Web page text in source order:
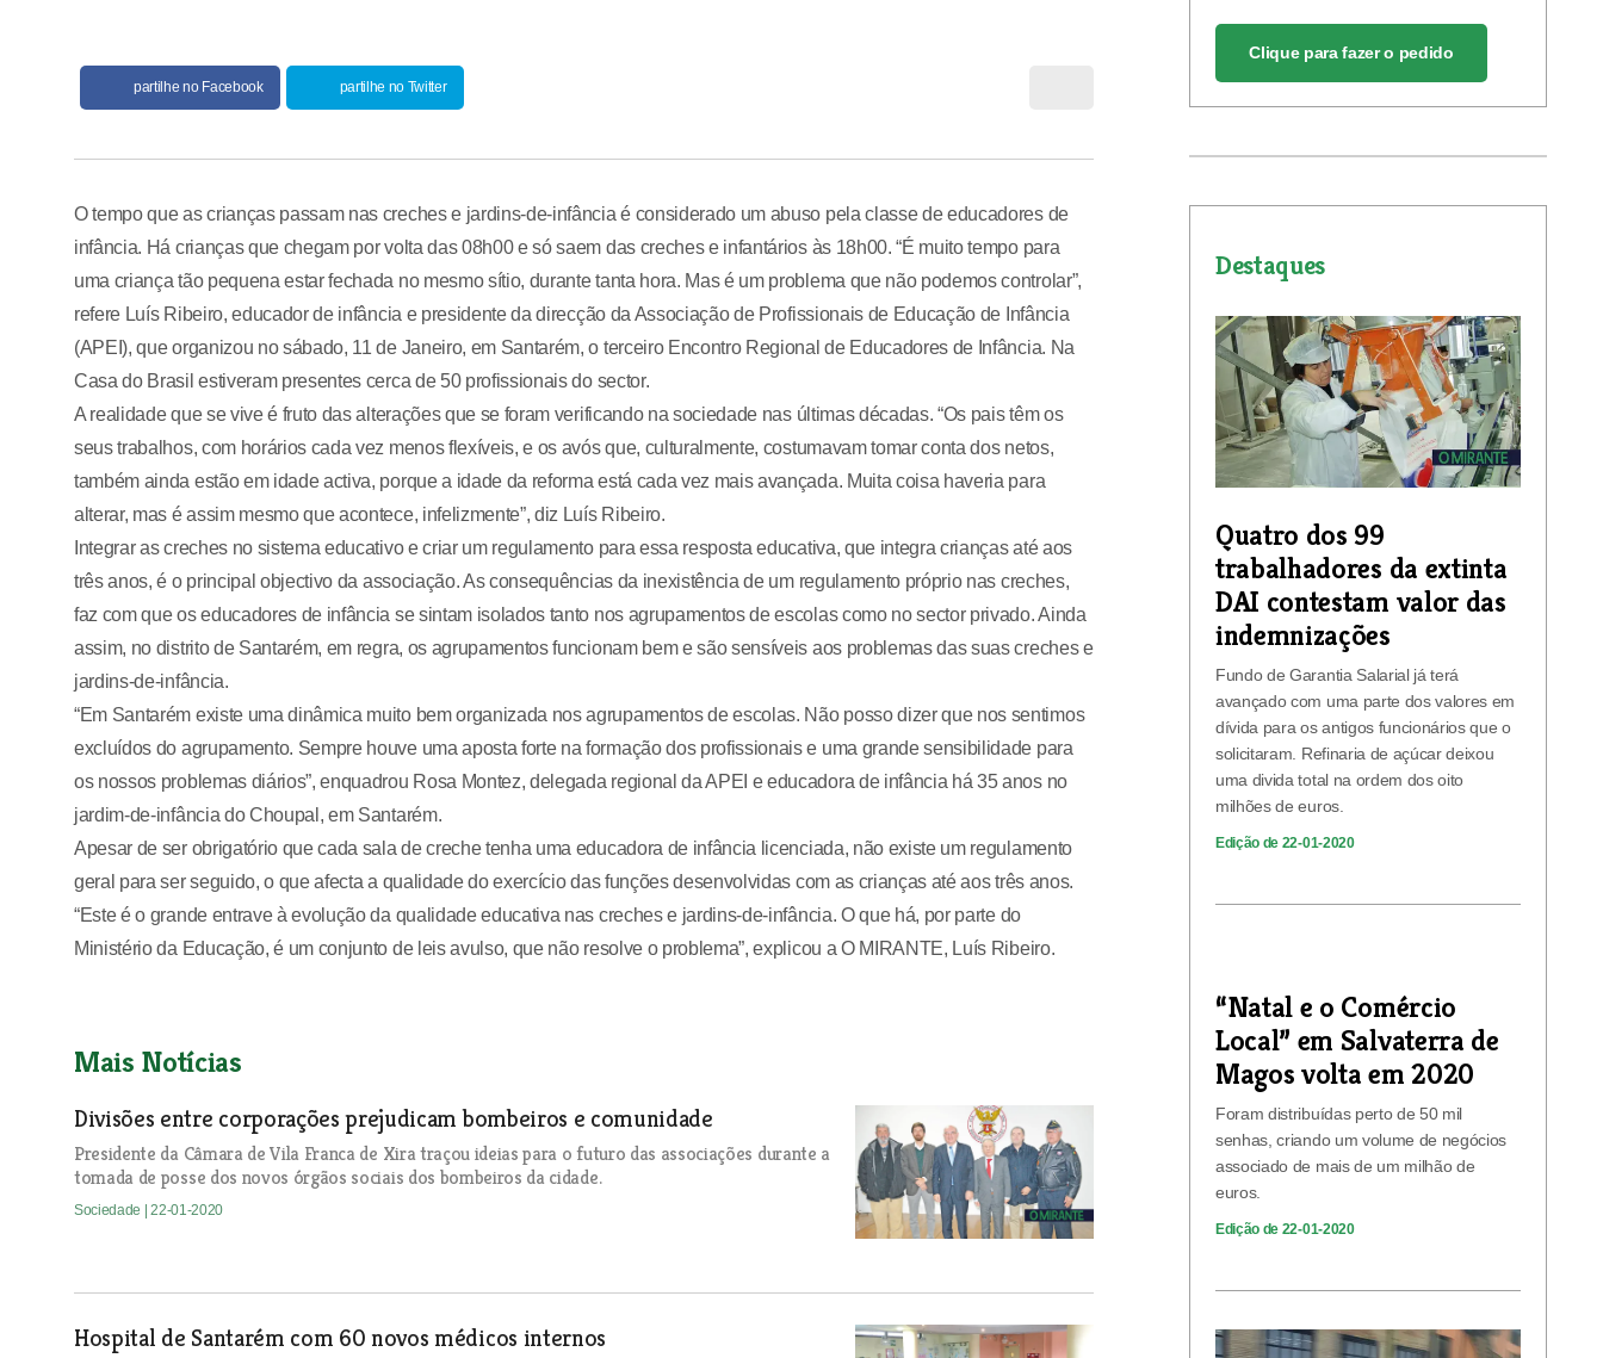
partilhe no Facebook partilhe no Twitter
O tempo que as crianças passam nas creches e jardins-de-infância é considerado um abuso pela classe de educadores de
infância. Há crianças que chegam por volta das 08h00 e só saem das creches e infantários às 18h00. “É muito tempo para
uma criança tão pequena estar fechada no mesmo sítio, durante tanta hora. Mas é um problema que não podemos controlar”,
refere Luís Ribeiro, educador de infância e presidente da direcção da Associação de Profissionais de Educação de Infância
(APEI), que organizou no sábado, 11 de Janeiro, em Santarém, o terceiro Encontro Regional de Educadores de Infância. Na
Casa do Brasil estiveram presentes cerca de 50 profissionais do sector.
A realidade que se vive é fruto das alterações que se foram verificando na sociedade nas últimas décadas. “Os pais têm os
seus trabalhos, com horários cada vez menos flexíveis, e os avós que, culturalmente, costumavam tomar conta dos netos,
também ainda estão em idade activa, porque a idade da reforma está cada vez mais avançada. Muita coisa haveria para
alterar, mas é assim mesmo que acontece, infelizmente”, diz Luís Ribeiro.
Integrar as creches no sistema educativo e criar um regulamento para essa resposta educativa, que integra crianças até aos
três anos, é o principal objectivo da associação. As consequências da inexistência de um regulamento próprio nas creches,
faz com que os educadores de infância se sintam isolados tanto nos agrupamentos de escolas como no sector privado. Ainda
assim, no distrito de Santarém, em regra, os agrupamentos funcionam bem e são sensíveis aos problemas das suas creches e
jardins-de-infância.
“Em Santarém existe uma dinâmica muito bem organizada nos agrupamentos de escolas. Não posso dizer que nos sentimos
excluídos do agrupamento. Sempre houve uma aposta forte na formação dos profissionais e uma grande sensibilidade para
os nossos problemas diários”, enquadrou Rosa Montez, delegada regional da APEI e educadora de infância há 35 anos no
jardim-de-infância do Choupal, em Santarém.
Apesar de ser obrigatório que cada sala de creche tenha uma educadora de infância licenciada, não existe um regulamento
geral para ser seguido, o que afecta a qualidade do exercício das funções desenvolvidas com as crianças até aos três anos.
“Este é o grande entrave à evolução da qualidade educativa nas creches e jardins-de-infância. O que há, por parte do
Ministério da Educação, é um conjunto de leis avulso, que não resolve o problema”, explicou a O MIRANTE, Luís Ribeiro.
Mais Notícias
Divisões entre corporações prejudicam bombeiros e comunidade
Presidente da Câmara de Vila Franca de Xira traçou ideias para o futuro das associações durante a
tomada de posse dos novos órgãos sociais dos bombeiros da cidade.
Sociedade | 22-01-2020
Hospital de Santarém com 60 novos médicos internos
Clique para fazer o pedido
Destaques
Quatro dos 99
trabalhadores da extinta
DAI contestam valor das
indemnizações
Fundo de Garantia Salarial já terá
avançado com uma parte dos valores em
dívida para os antigos funcionários que o
solicitaram. Refinaria de açúcar deixou
uma divida total na ordem dos oito
milhões de euros.
Edição de 22-01-2020
“Natal e o Comércio
Local” em Salvaterra de
Magos volta em 2020
Foram distribuídas perto de 50 mil
senhas, criando um volume de negócios
associado de mais de um milhão de
euros.
Edição de 22-01-2020